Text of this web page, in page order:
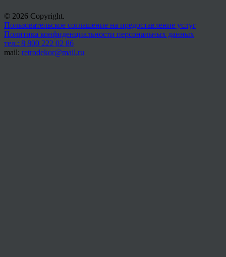
© 2026 Copyright.
Пользовательское соглашение на предоставление услуг
Политика конфиденциальности персональных данных
тел.: 8 800 222 02 86
mail: retrodekor@mail.ru